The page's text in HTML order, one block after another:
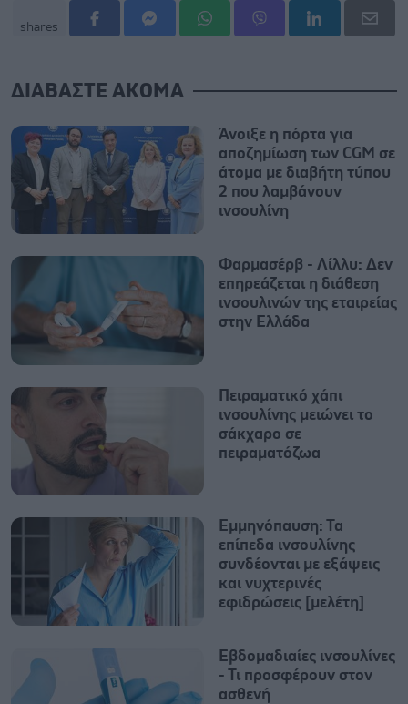
shares
ΔΙΑΒΑΣΤΕ ΑΚΟΜΑ
Άνοιξε η πόρτα για
αποζημίωση των CGM σε
άτομα με διαβήτη τύπου
2 που λαμβάνουν
ινσουλίνη
Φαρμασέρβ - Λίλλυ: Δεν
επηρεάζεται η διάθεση
ινσουλινών της εταιρείας
στην Ελλάδα
Πειραματικό χάπι
ινσουλίνης μειώνει το
σάκχαρο σε
πειραματόζωα
Εμμηνόπαυση: Τα
επίπεδα ινσουλίνης
συνδέονται με εξάψεις
και νυχτερινές
εφιδρώσεις [μελέτη]
Εβδομαδιαίες ινσουλίνες
- Τι προσφέρουν στον
ασθενή